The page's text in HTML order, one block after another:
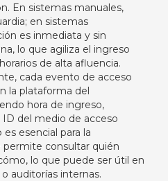
En sistemas manuales,
en sistemas
es inmediata y sin
lo que agiliza el ingreso
de alta afluencia.
cada evento de acceso
la plataforma del
hora de ingreso,
del medio de acceso
esencial para la
permite consultar quién
lo que puede ser útil en
auditorías internas.